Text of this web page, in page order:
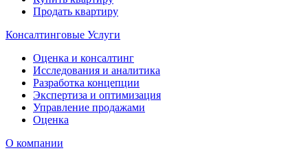
Продать квартиру
Консалтинговые Услуги
Оценка и консалтинг
Исследования и аналитика
Разработка концепции
Экспертиза и оптимизация
Управление продажами
Оценка
О компании